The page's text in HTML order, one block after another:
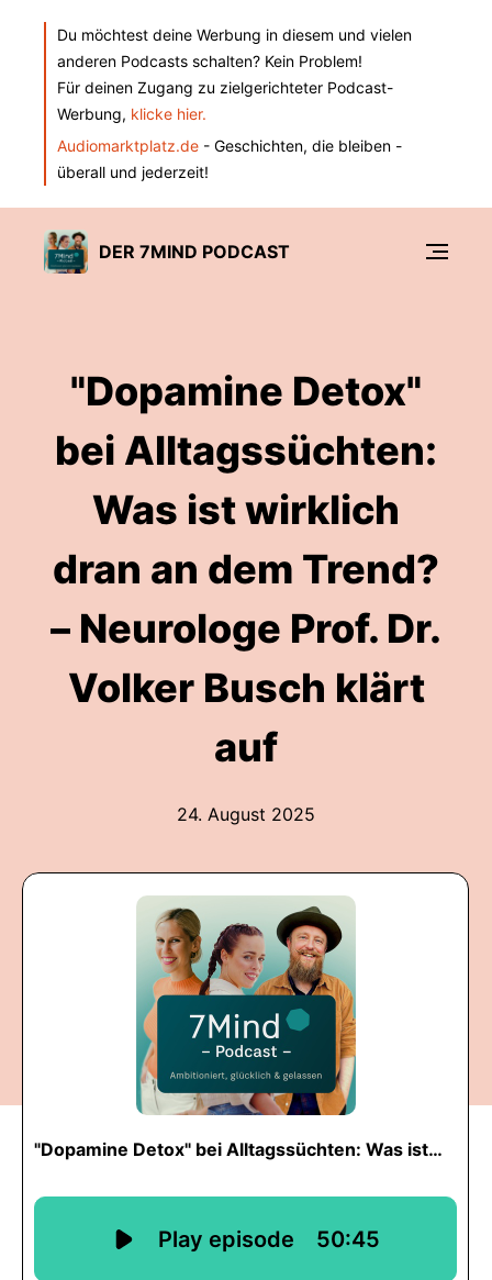
Du möchtest deine Werbung in diesem und vielen
anderen Podcasts schalten? Kein Problem!
Für deinen Zugang zu zielgerichteter Podcast-
Werbung, klicke hier.
Audiomarktplatz.de - Geschichten, die bleiben -
überall und jederzeit!
DER 7MIND PODCAST
"Dopamine Detox"
bei Alltagssüchten:
Was ist wirklich
dran an dem Trend?
– Neurologe Prof. Dr.
Volker Busch klärt
auf
24. August 2025